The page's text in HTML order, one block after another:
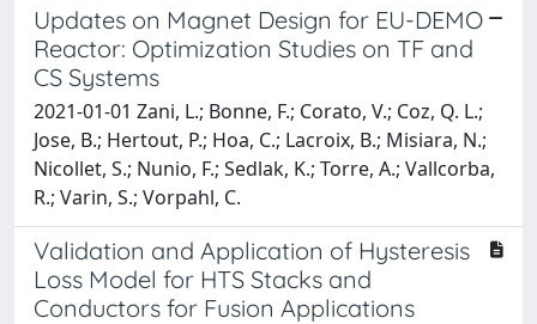
Updates on Magnet Design for EU-DEMO
Reactor: Optimization Studies on TF and
CS Systems
2021-01-01 Zani, L.; Bonne, F.; Corato, V.; Coz, Q. L.;
Jose, B.; Hertout, P.; Hoa, C.; Lacroix, B.; Misiara, N.;
Nicollet, S.; Nunio, F.; Sedlak, K.; Torre, A.; Vallcorba,
R.; Varin, S.; Vorpahl, C.
Validation and Application of Hysteresis
Loss Model for HTS Stacks and
Conductors for Fusion Applications